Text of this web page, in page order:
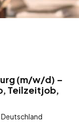
(m/w/d) –
Teilzeitjob,